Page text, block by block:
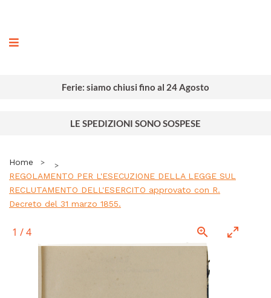
Ferie: siamo chiusi fino al 24 Agosto
LE SPEDIZIONI SONO SOSPESE
Home
REGOLAMENTO PER L'ESECUZIONE DELLA LEGGE SUL
RECLUTAMENTO DELL'ESERCITO approvato con R.
Decreto del 31 marzo 1855.
1 /4